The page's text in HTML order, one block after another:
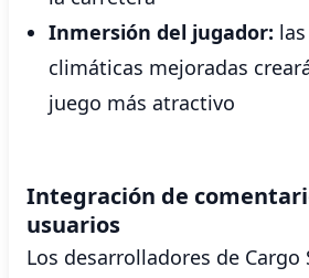
Inmersión del jugador:
climáticas mejoradas
juego más atractivo
Integración de
usuarios
Los desarrolladores de Cargo